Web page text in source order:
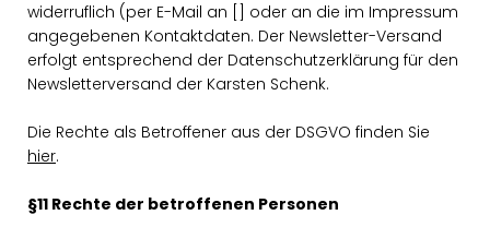
widerruflich (per E-Mail an [] oder an die im Impressum
angegebenen Kontaktdaten. Der Newsletter-Versand
erfolgt entsprechend der Datenschutzerklärung für den
Newsletterversand der Karsten Schenk.
Die Rechte als Betroffener aus der DSGVO finden Sie
hier.
§11 Rechte der betroffenen Personen